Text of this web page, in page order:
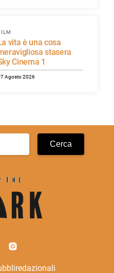
cosa
stasera
Cinema 1
Agosto 2026